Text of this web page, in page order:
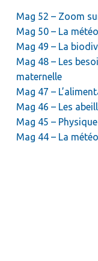
Mag 52 – Zoom
Mag 50 – La
Mag 49 – La
Mag 48 – Les
maternelle
Mag 47 –
Mag 46 – Les
Mag 45 –
Mag 44 – La